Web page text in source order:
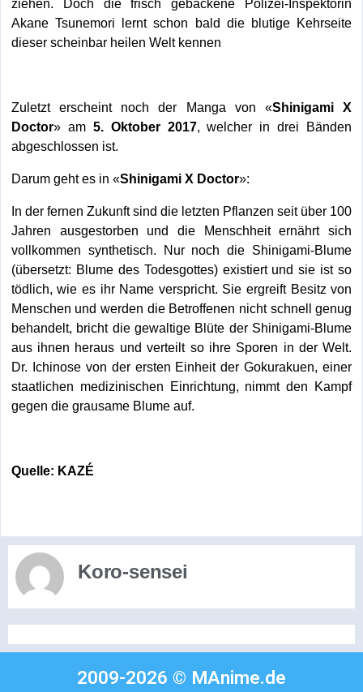
ziehen. Doch die frisch gebackene Polizei-Inspektorin
Akane Tsunemori lernt schon bald die blutige Kehrseite
dieser scheinbar heilen Welt kennen
Zuletzt erscheint noch der Manga von «Shinigami X
Doctor» am 5. Oktober 2017, welcher in drei Bänden
abgeschlossen ist.
Darum geht es in «Shinigami X Doctor»:
In der fernen Zukunft sind die letzten Pflanzen seit über 100
Jahren ausgestorben und die Menschheit ernährt sich
vollkommen synthetisch. Nur noch die Shinigami-Blume
(übersetzt: Blume des Todesgottes) existiert und sie ist so
tödlich, wie es ihr Name verspricht. Sie ergreift Besitz von
Menschen und werden die Betroffenen nicht schnell genug
behandelt, bricht die gewaltige Blüte der Shinigami-Blume
aus ihnen heraus und verteilt so ihre Sporen in der Welt.
Dr. Ichinose von der ersten Einheit der Gokurakuen, einer
staatlichen medizinischen Einrichtung, nimmt den Kampf
gegen die grausame Blume auf.
Quelle: KAZÉ
Koro-sensei
2009-2026 © MAnime.de